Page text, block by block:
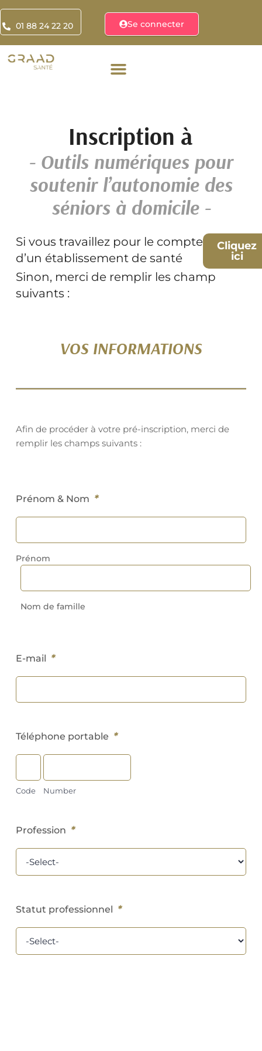
01 88 24 22 20 Se connecter
Inscription à
- Outils numériques pour
soutenir l’autonomie des
séniors à domicile -
Si vous travaillez pour le compte
d’un établissement de santé
Cliquez
ici
Sinon, merci de remplir les champ
suivants :
VOS INFORMATIONS
Afin de procéder à votre pré-inscription, merci de
remplir les champs suivants :
Prénom & Nom *
Prénom
Nom de famille
E-mail *
Téléphone portable *
Code Number
Profession *
Statut professionnel *